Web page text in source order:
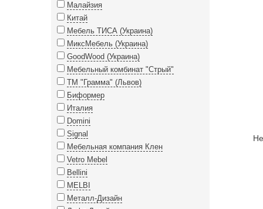
Малайзия
Китай
Мебель ТИСА (Украина)
МиксМебель (Украина)
GoodWood (Украина)
Мебельный комбинат "Стрый"
ТМ "Грамма" (Львов)
Биформер
Италия
Domini
Signal
Мебельная компания Клен
Vetro Mebel
Bellini
MELBI
Металл-Дизайн